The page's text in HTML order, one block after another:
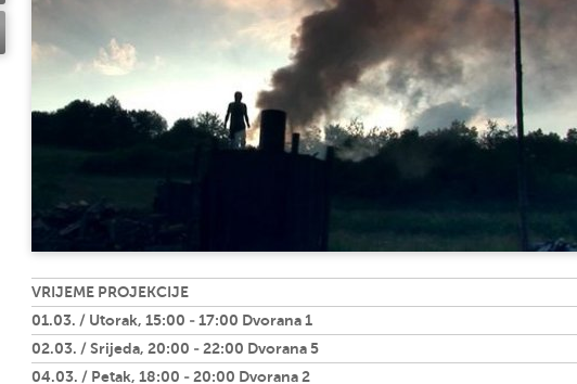
VRIJEME PROJEKCIJE
01.03. / Utorak, 15:00 - 17:00 Dvorana 1
02.03. / Srijeda, 20:00 - 22:00 Dvorana 5
04.03. / Petak, 18:00 - 20:00 Dvorana 2